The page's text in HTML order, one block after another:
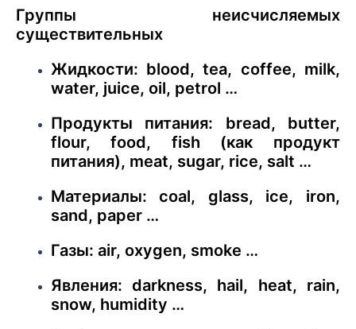
Группы неисчисляемых
существительных
Жидкости: blood, tea, coffee, milk,
water, juice, oil, petrol …
Продукты питания: bread, butter,
flour, food, fish (как продукт
питания), meat, sugar, rice, salt …
Материалы: coal, glass, ice, iron,
sand, paper …
Газы: air, oxygen, smoke …
Явления: darkness, hail, heat, rain,
snow, humidity …